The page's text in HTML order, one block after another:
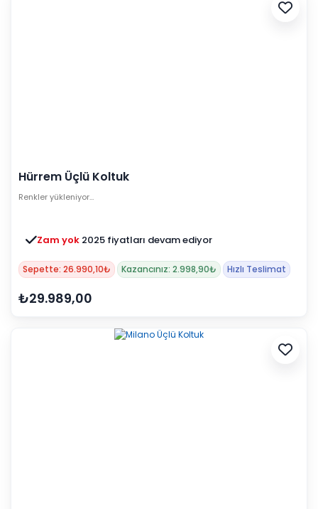
Hürrem Üçlü Koltuk
Renkler yükleniyor…
Zam yok 2025 fiyatları devam ediyor
Sepette: 26.990,10₺ Kazancınız: 2.998,90₺ Hızlı Teslimat
₺29.989,00